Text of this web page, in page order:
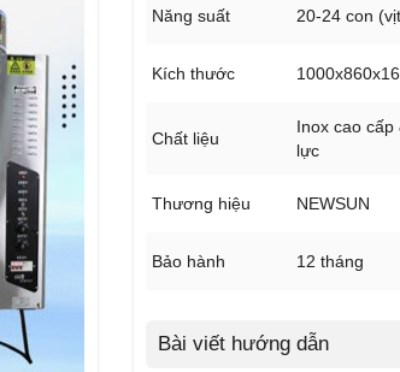
Năng suất 20-24 con
Kích thước
Chất liệu
Inox cao
lực
Thương hiệu NEWSUN
Bảo hành 12 tháng
Bài viết hướng dẫn